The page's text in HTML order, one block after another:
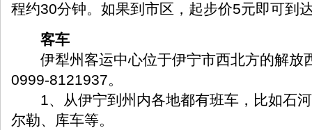
程约30分钟。如果到市区，起步价5元即可到
客车
伊犁州客运中心位于伊宁市西北方的解放
0999-8121937。
1、从伊宁到州内各地都有班车，比如石河
尔勒、库车等。